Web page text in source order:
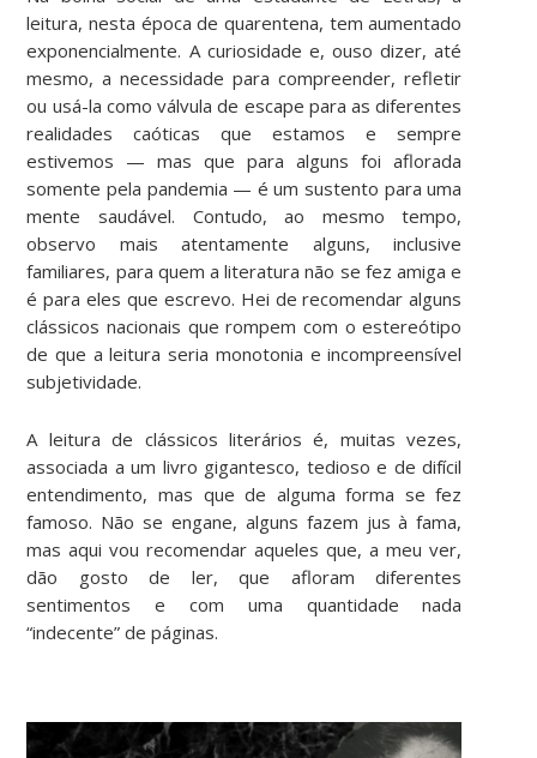
leitura, nesta época de quarentena, tem aumentado
exponencialmente. A curiosidade e, ouso dizer, até
mesmo, a necessidade para compreender, refletir
ou usá-la como válvula de escape para as diferentes
realidades caóticas que estamos e sempre
estivemos — mas que para alguns foi aflorada
somente pela pandemia — é um sustento para uma
mente saudável. Contudo, ao mesmo tempo,
observo mais atentamente alguns, inclusive
familiares, para quem a literatura não se fez amiga e
é para eles que escrevo. Hei de recomendar alguns
clássicos nacionais que rompem com o estereótipo
de que a leitura seria monotonia e incompreensível
subjetividade.
A leitura de clássicos literários é, muitas vezes,
associada a um livro gigantesco, tedioso e de difícil
entendimento, mas que de alguma forma se fez
famoso. Não se engane, alguns fazem jus à fama,
mas aqui vou recomendar aqueles que, a meu ver,
dão gosto de ler, que afloram diferentes
sentimentos e com uma quantidade nada
“indecente” de páginas.